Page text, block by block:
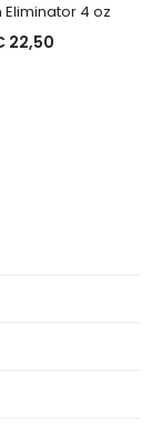
4 oz
22,50